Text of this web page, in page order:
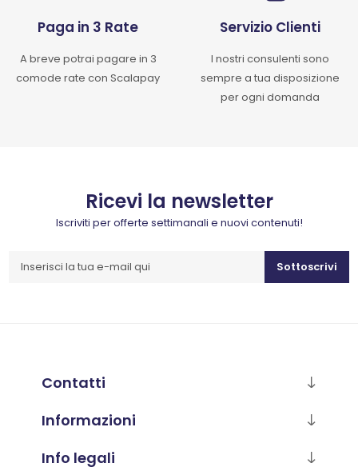
Paga in 3 Rate
A breve potrai pagare in 3
comode rate con Scalapay
Servizio Clienti
I nostri consulenti sono
sempre a tua disposizione
per ogni domanda
Ricevi la newsletter
Iscriviti per offerte settimanali e nuovi contenuti!
Sottoscrivi
Contatti
Informazioni
Info legali